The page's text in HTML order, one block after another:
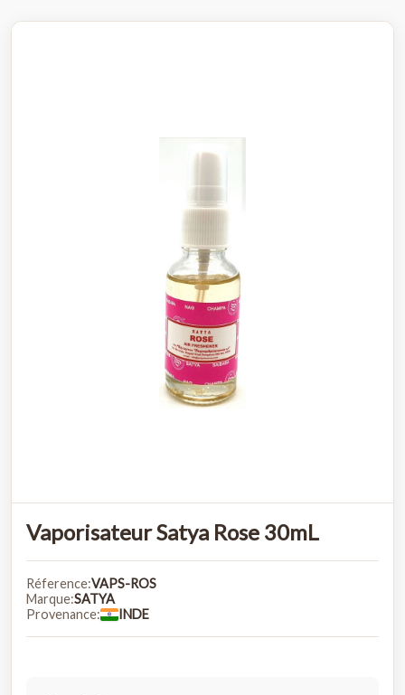
Vaporisateur Satya Rose 30mL
Réference:VAPS-ROS
Marque:SATYA
Provenance:
INDE